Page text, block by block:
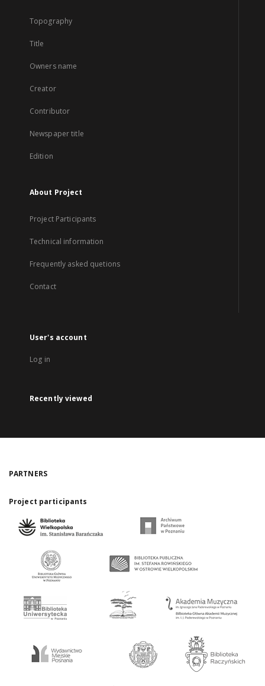
Topography
Title
Owners name
Creator
Contributor
Newspaper title
Edition
About Project
Project Participants
Technical information
Frequently asked quetions
Contact
User's account
Log in
Recently viewed
PARTNERS
Project participants